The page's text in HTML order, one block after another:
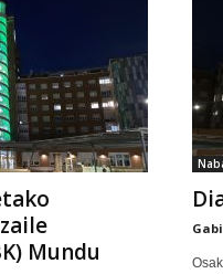
Mundu